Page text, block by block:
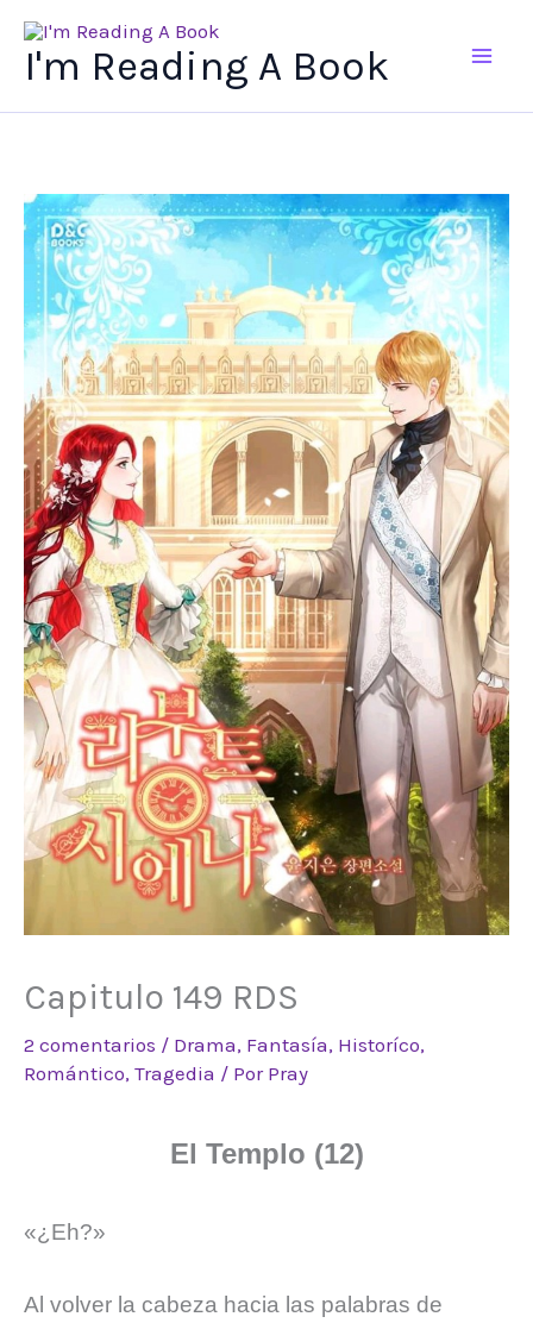
I'm Reading A Book
Capitulo 149 RDS
2 comentarios / Drama, Fantasía, Historíco,
Romántico, Tragedia / Por Pray
El Templo (12)
«¿Eh?»
Al volver la cabeza hacia las palabras de